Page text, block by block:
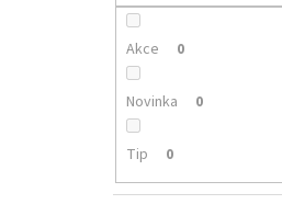
Akce 0
Novinka 0
Tip 0